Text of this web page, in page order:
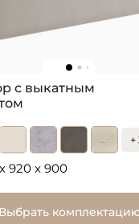
с выкатным
+
920 x 900
Выбрать